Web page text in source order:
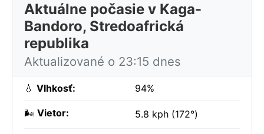
Aktuálne počasie v Kaga-
Bandoro, Stredoafrická
republika
Aktualizované o 23:15 dnes
💧 Vlhkosť: 94%
🌬️ Vietor: 5.8 kph (172°)